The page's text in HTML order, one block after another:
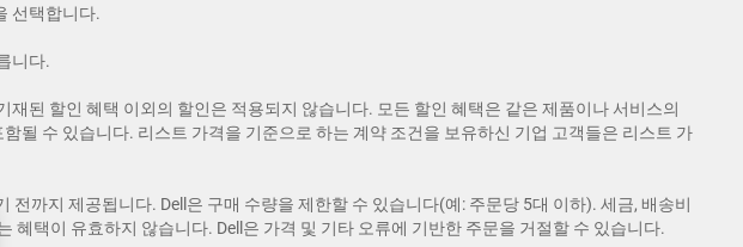
선택합니다.
니다.
된 할인 혜택 이외의 할인은 적용되지 않습니다. 모든 할인 혜택은 같은 제품이나 서비스의
될 수 있습니다. 리스트 가격을 기준으로 하는 계약 조건을 보유하신 기업 고객들은 리스트 가
까지 제공됩니다. Dell은 구매 수량을 제한할 수 있습니다(예: 주문당 5대 이하). 세금, 배송비
택이 유효하지 않습니다. Dell은 가격 및 기타 오류에 기반한 주문을 거절할 수 있습니다.